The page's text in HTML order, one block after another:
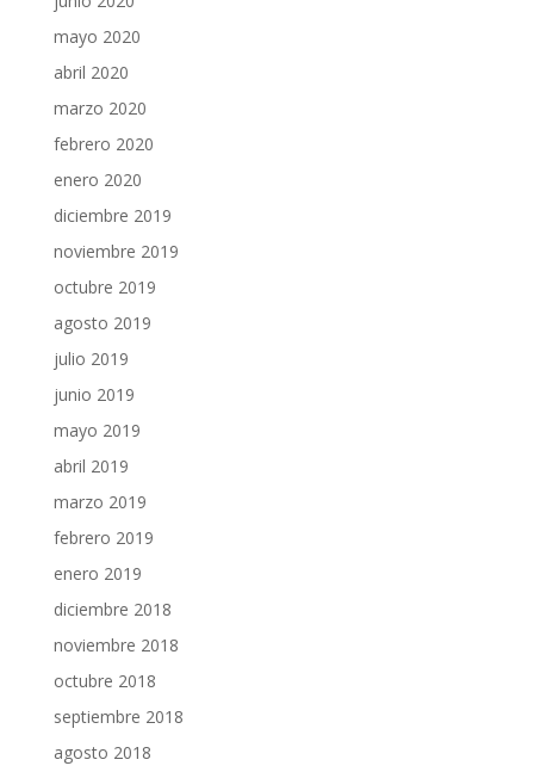
mayo 2020
abril 2020
marzo 2020
febrero 2020
enero 2020
diciembre 2019
noviembre 2019
octubre 2019
agosto 2019
julio 2019
junio 2019
mayo 2019
abril 2019
marzo 2019
febrero 2019
enero 2019
diciembre 2018
noviembre 2018
octubre 2018
septiembre 2018
agosto 2018